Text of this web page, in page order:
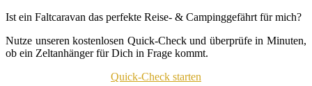
Ist ein Faltcaravan das perfekte Reise- & Campinggefährt für mich?
Nutze unseren kostenlosen Quick-Check und überprüfe in Minuten,
ob ein Zeltanhänger für Dich in Frage kommt.
Quick-Check starten